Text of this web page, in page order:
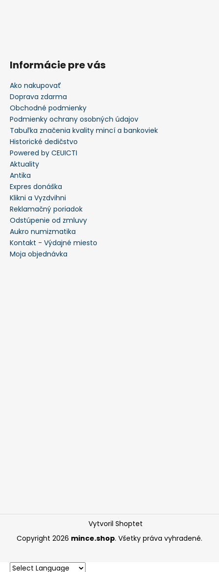
Informácie pre vás
Ako nakupovať
Doprava zdarma
Obchodné podmienky
Podmienky ochrany osobných údajov
Tabuľka značenia kvality mincí a bankoviek
Historické dedičstvo
Powered by CEUICTI
Aktuality
Antika
Expres donáška
Klikni a Vyzdvihni
Reklamačný poriadok
Odstúpenie od zmluvy
Aukro numizmatika
Kontakt - Výdajné miesto
Moja objednávka
Vytvoril Shoptet
Copyright 2026 mince.shop. Všetky práva vyhradené.